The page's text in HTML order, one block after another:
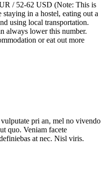
/ 52-62 USD (Note: This is
staying in a hostel, eating out a
using local transportation.
always lower this number.
or eat out more
pri an, mel no vivendo
quo. Veniam facete
at nec. Nisl viris.